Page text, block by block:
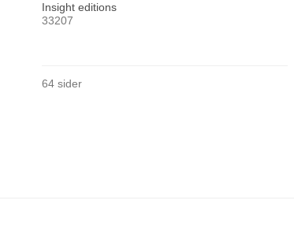
Insight editions
33207
64 sider